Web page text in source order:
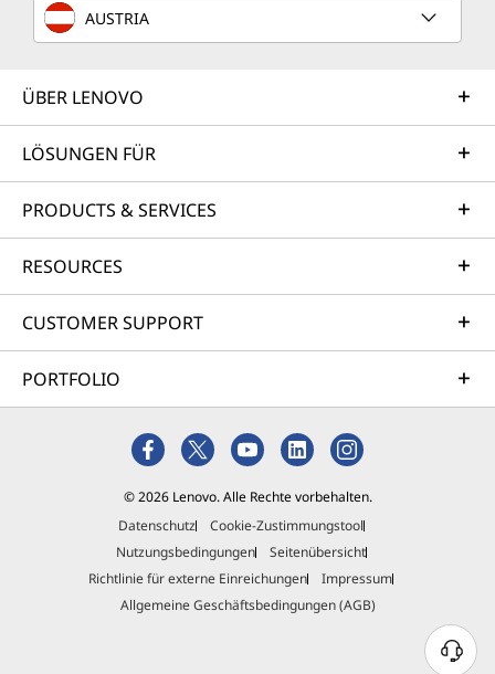
AUSTRIA
ÜBER LENOVO
LÖSUNGEN FÜR
PRODUCTS & SERVICES
RESOURCES
CUSTOMER SUPPORT
PORTFOLIO
© 2026 Lenovo. Alle Rechte vorbehalten.
Datenschutz
Cookie-Zustimmungstool
Nutzungsbedingungen
Seitenübersicht
Richtlinie für externe Einreichungen
Impressum
Allgemeine Geschäftsbedingungen (AGB)